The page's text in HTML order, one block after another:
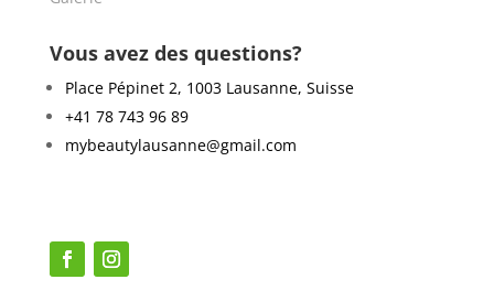
Vous avez des questions?
Place Pépinet 2, 1003 Lausanne, Suisse
+41 78 743 96 89
mybeautylausanne@gmail.com